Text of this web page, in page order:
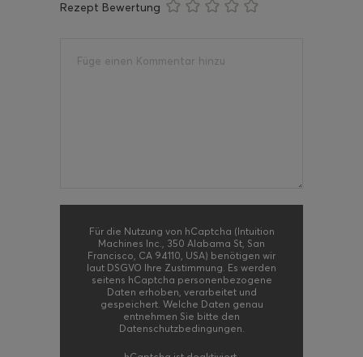
Rezept Bewertung
Für die Nutzung von hCaptcha (Intuition
Machines Inc., 350 Alabama St, San
Francisco, CA 94110, USA) benötigen wir
laut DSGVO Ihre Zustimmung. Es werden
seitens hCaptcha personenbezogene
Daten erhoben, verarbeitet und
gespeichert. Welche Daten genau
entnehmen Sie bitte den
Datenschutzbedingungen.